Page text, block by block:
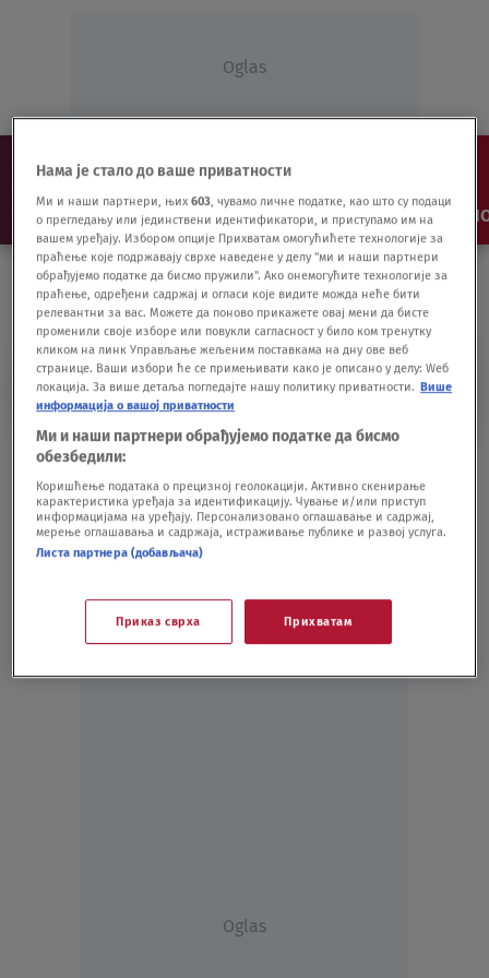
Oglas
NAJNOVIJE VESTI SHOW SPORT VIDEO
NATALIE KRISTINE HORLER
koronavirus
SHOWBIZ 25.03.20.
Oglas
Нама је стало до ваше приватности
Ми и наши партнери, њих603, чувамо личне податке, као што су подаци
о прегледању или јединствени идентификатори, и приступамо им на
вашем уређају. Избором опције Прихватам омогућићете технологије за
праћење које подржавају сврхе наведене у делу "ми и наши партнери
обрађујемо податке да бисмо пружили". Ако онемогућите технологије за
праћење, одређени садржај и огласи које видите можда неће бити
релевантни за вас. Можете да поново прикажете овај мени да бисте
променили своје изборе или повукли сагласност у било ком тренутку
кликом на линк Управљање жељеним поставкама на дну ове веб
странице. Ваши избори ће се примењивати како је описано у делу: Wеб
локација. За више детаља погледајте нашу политику приватности. Више
информација о вашој приватности
Ми и наши партнери обрађујемо податке да бисмо
обезбедили:
Коришћење података о прецизној геолокацији. Активно скенирање
карактеристика уређаја за идентификацију. Чување и/или приступ
информацијама на уређају. Персонализовано оглашавање и садржај,
мерење оглашавања и садржаја, истраживање публике и развој услуга.
Листа партнера (добављача)
Приказ сврха Прихватам